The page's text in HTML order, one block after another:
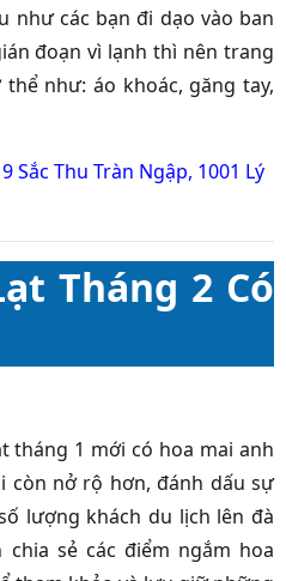
như các bạn đi dạo vào ban
đoạn vì lạnh thì nên trang
như: áo khoác, găng tay,
Sắc Thu Tràn Ngập, 1001 Lý
Tháng 2 Có
tháng 1 mới có hoa mai anh
còn nở rộ hơn, đánh dấu sự
lượng khách du lịch lên đà
chia sẻ các điểm ngắm hoa